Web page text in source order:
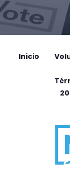
Inicio